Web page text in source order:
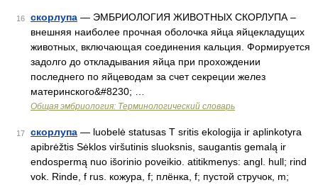
16 скорлупа — ЭМБРИОЛОГИЯ ЖИВОТНЫХ СКОРЛУПА –
внешняя наиболее прочная оболочка яйца яйцекладущих
животных, включающая соединения кальция. Формируется
задолго до откладывания яйца при прохождении
последнего по яйцеводам за счет секреции желез
материнского&#8230; …
Общая эмбриология: Терминологический словарь
17 скорлупа — luobelė statusas T sritis ekologija ir aplinkotyra
apibrėžtis Sėklos viršutinis sluoksnis, saugantis gemalą ir
endospermą nuo išorinio poveikio. atitikmenys: angl. hull; rind
vok. Rinde, f rus. кожура, f; плёнка, f; пустой стручок, m;